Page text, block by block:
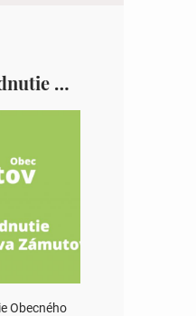
Pozvánka na 35. zasadnutie OZ v Zámutove
Obecného